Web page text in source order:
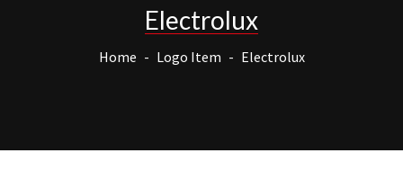
Electrolux
Home Logo Item Electrolux